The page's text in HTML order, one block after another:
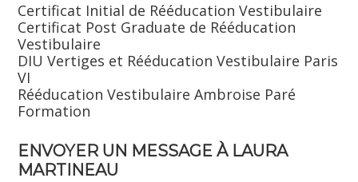
Certificat Initial de Rééducation Vestibulaire
Certificat Post Graduate de Rééducation
Vestibulaire
DIU Vertiges et Rééducation Vestibulaire Paris
VI
Rééducation Vestibulaire Ambroise Paré
Formation
ENVOYER UN MESSAGE À LAURA
MARTINEAU